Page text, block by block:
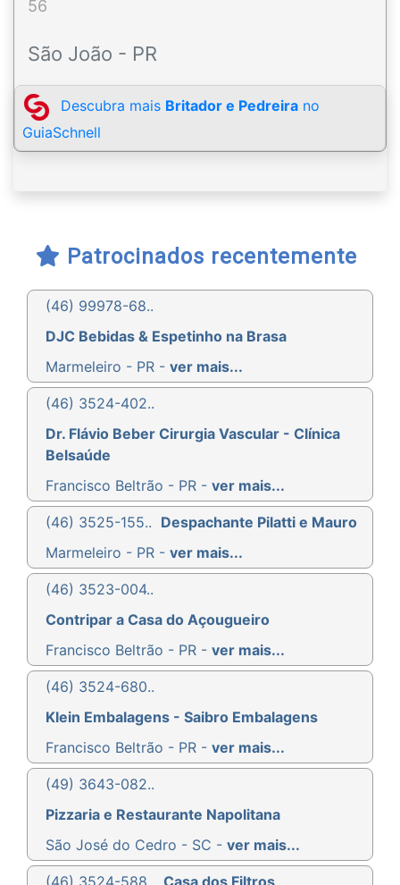
56
São João - PR
Descubra mais Britador e Pedreira no
GuiaSchnell
Patrocinados recentemente
(46) 99978-68..
DJC Bebidas & Espetinho na Brasa
Marmeleiro - PR - ver mais...
(46) 3524-402..
Dr. Flávio Beber Cirurgia Vascular - Clínica
Belsaúde
Francisco Beltrão - PR - ver mais...
(46) 3525-155.. Despachante Pilatti e Mauro
Marmeleiro - PR - ver mais...
(46) 3523-004..
Contripar a Casa do Açougueiro
Francisco Beltrão - PR - ver mais...
(46) 3524-680..
Klein Embalagens - Saibro Embalagens
Francisco Beltrão - PR - ver mais...
(49) 3643-082..
Pizzaria e Restaurante Napolitana
São José do Cedro - SC - ver mais...
(46) 3524-588.. Casa dos Filtros